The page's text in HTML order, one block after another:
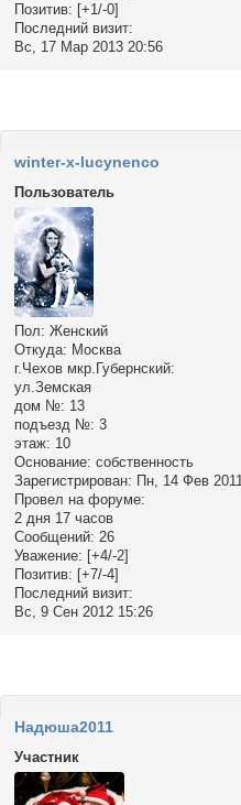
Позитив: [+1/-0]
Последний визит:
Вс, 17 Мар 2013 20:56
winter-x-lucynenco
Пользователь
Пол: Женский
Откуда: Москва
г.Чехов мкр.Губернский:
ул.Земская
дом №: 13
подъезд №: 3
этаж: 10
Основание: собственность
Зарегистрирован: Пн, 14 Фев 2011
Провел на форуме:
2 дня 17 часов
Сообщений: 26
Уважение: [+4/-2]
Позитив: [+7/-4]
Последний визит:
Вс, 9 Сен 2012 15:26
Hадюша2011
Участник